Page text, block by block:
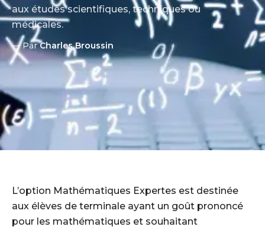
aux études scientifiques, techniques ou
médicales.
— ParCharles Broussin
L’option Mathématiques Expertes est destinée
aux élèves de terminale ayant un goût prononcé
pour les mathématiques et souhaitant